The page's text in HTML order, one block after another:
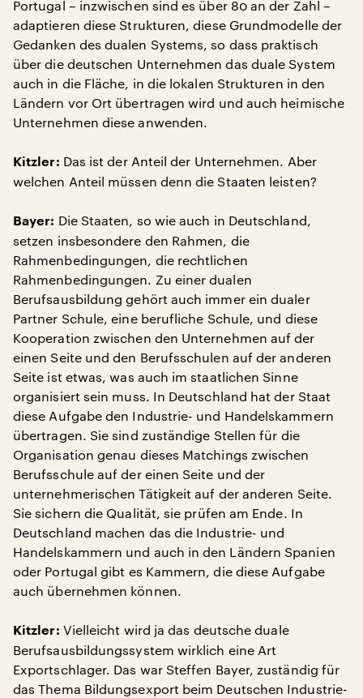
Portugal – inzwischen sind es über 80 an der Zahl –
adaptieren diese Strukturen, diese Grundmodelle der
Gedanken des dualen Systems, so dass praktisch
über die deutschen Unternehmen das duale System
auch in die Fläche, in die lokalen Strukturen in den
Ländern vor Ort übertragen wird und auch heimische
Unternehmen diese anwenden.
Kitzler: Das ist der Anteil der Unternehmen. Aber
welchen Anteil müssen denn die Staaten leisten?
Bayer: Die Staaten, so wie auch in Deutschland,
setzen insbesondere den Rahmen, die
Rahmenbedingungen, die rechtlichen
Rahmenbedingungen. Zu einer dualen
Berufsausbildung gehört auch immer ein dualer
Partner Schule, eine berufliche Schule, und diese
Kooperation zwischen den Unternehmen auf der
einen Seite und den Berufsschulen auf der anderen
Seite ist etwas, was auch im staatlichen Sinne
organisiert sein muss. In Deutschland hat der Staat
diese Aufgabe den Industrie- und Handelskammern
übertragen. Sie sind zuständige Stellen für die
Organisation genau dieses Matchings zwischen
Berufsschule auf der einen Seite und der
unternehmerischen Tätigkeit auf der anderen Seite.
Sie sichern die Qualität, sie prüfen am Ende. In
Deutschland machen das die Industrie- und
Handelskammern und auch in den Ländern Spanien
oder Portugal gibt es Kammern, die diese Aufgabe
auch übernehmen können.
Kitzler: Vielleicht wird ja das deutsche duale
Berufsausbildungssystem wirklich eine Art
Exportschlager. Das war Steffen Bayer, zuständig für
das Thema Bildungsexport beim Deutschen Industrie-